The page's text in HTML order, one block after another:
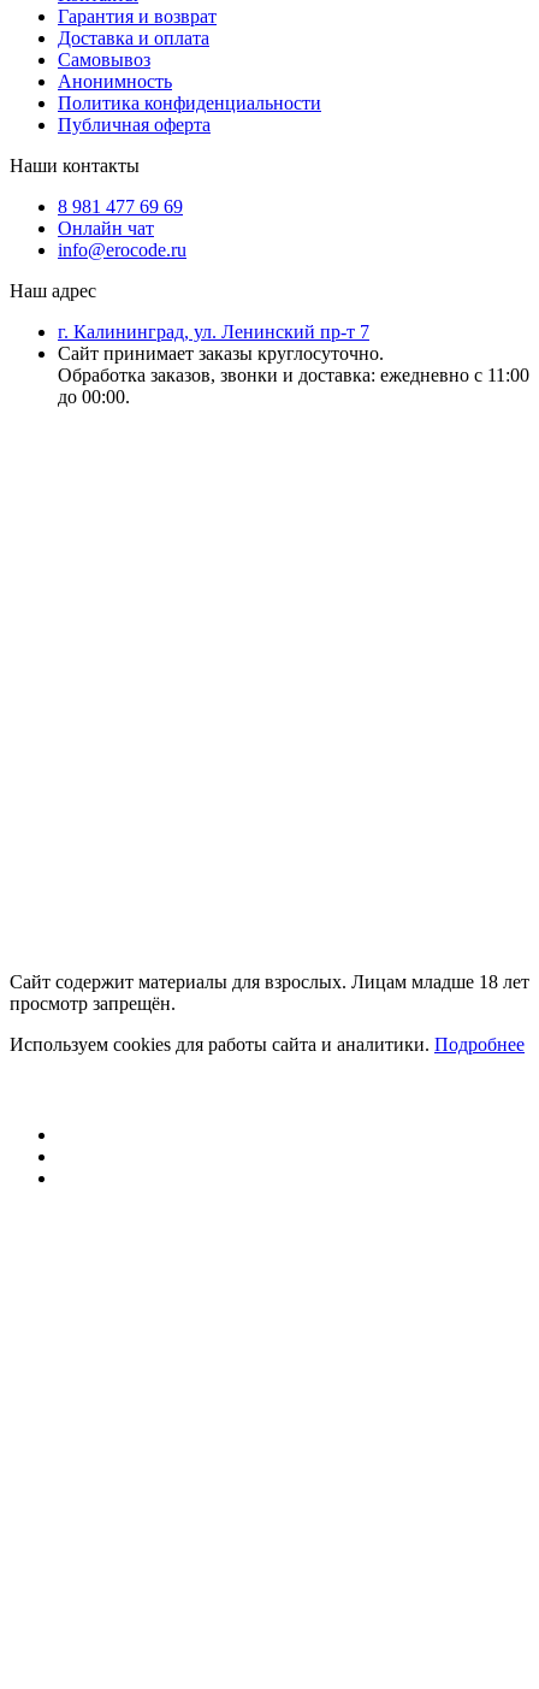
Гарантия и возврат
Доставка и оплата
Самовывоз
Анонимность
Политика конфиденциальности
Публичная оферта
Наши контакты
8 981 477 69 69
Онлайн чат
info@erocode.ru
Наш адрес
г. Калининград, ул. Ленинский пр-т 7
Сайт принимает заказы круглосуточно.
Обработка заказов, звонки и доставка: ежедневно с 11:00
до 00:00.
Сайт содержит материалы для взрослых. Лицам младше 18 лет
просмотр запрещён.
Используем cookies для работы сайта и аналитики. Подробнее